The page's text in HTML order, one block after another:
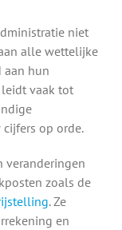
niet
alle wettelijke
aan hun
leidt vaak tot
op orde.
veranderingen
zoals de
. Ze
en